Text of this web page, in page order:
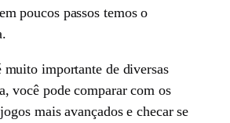
poucos passos temos o
muito importante de diversas
você pode comparar com os
mais avançados e checar se